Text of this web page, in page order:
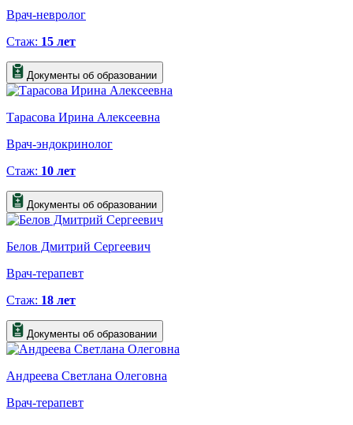
Врач-невролог
Стаж: 15 лет
Документы об образовании
Тарасова Ирина Алексеевна
Врач-эндокринолог
Стаж: 10 лет
Документы об образовании
Белов Дмитрий Сергеевич
Врач-терапевт
Стаж: 18 лет
Документы об образовании
Андреева Светлана Олеговна
Врач-терапевт